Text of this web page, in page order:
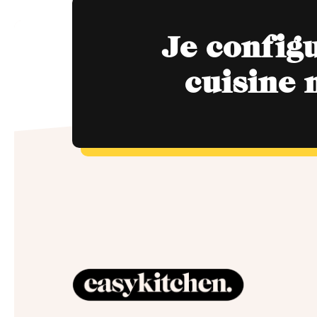
Je
cuisine